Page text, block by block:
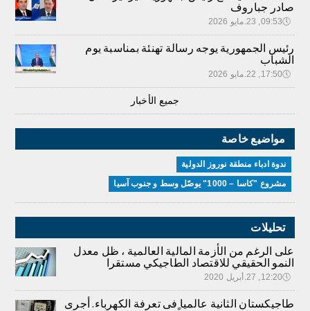
صادر جباروف
🕔09:53, 23.مايو 2026
رئيس الجمهورية يوجه رسالة تهنئة بمناسبة يوم
الشباب
🕔17:50, 22.مايو 2026
جميع الأخبار
مواضيع خاصة
ندوة ادباء منطقة نوروز الدولية
مشروع "كاسا – 1000" يوصّل وسط و جنوب آسيا
تحليلات
على الرغم من الأزمة المالية العالمية ، ظل معدل
النمو الحقيقي للاقتصاد الطاجيكي مستقرا
🕔12:20, 27.أبريل 2020
طاجيكستان الثانية عالميا فى تعرفة الكهرباء. أجرى